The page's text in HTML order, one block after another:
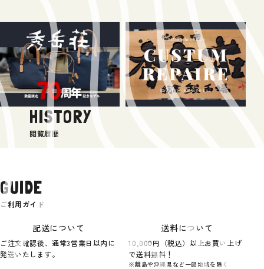
HISTORY
閲覧履歴
GUIDE
ご利用ガイド
配送について
ご注文確認後、通常3営業日以内に
発送いたします。
送料について
10,000円（税込）以上お買い上げ
で送料無料！
※離島や沖縄県など一部地域を除く